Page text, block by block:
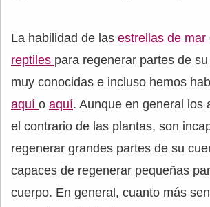
La habilidad de las estrellas de mar
reptiles para regenerar partes de
muy conocidas e incluso hemos
aquí o aquí. Aunque en general los
el contrario de las plantas, son
regenerar grandes partes de su
capaces de regenerar pequeñas
cuerpo. En general, cuanto más